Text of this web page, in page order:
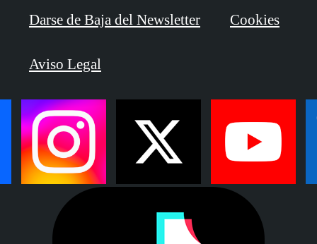
Darse de Baja del Newsletter Cookies
Aviso Legal